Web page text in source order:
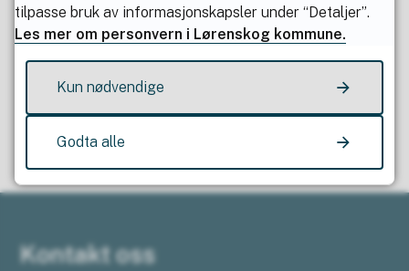
Fant du det du lette etter?
Kontakt oss
tilpasse bruk av informasjonskapsler under “Detaljer”.
Les mer om personvern i Lørenskog kommune.
Kun nødvendige
Godta alle